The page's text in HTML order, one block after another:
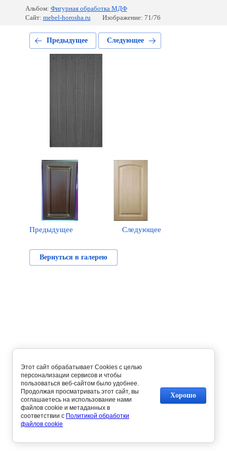
Альбом: Фигурная обработка МДФ
Сайт: mebel-horosha.ru Изображение: 71/76
Предыдущее Следующее
Предыдущее Следующее
Вернуться в галерею
Этот сайт обрабатывает Cookies с целью
персонализации сервисов и чтобы
пользоваться веб-сайтом было удобнее.
Продолжая просматривать этот сайт, вы
соглашаетесь на использование нами
файлов cookie и метаданных в
соответствии с Политикой обработки
файлов cookie
Хорошо